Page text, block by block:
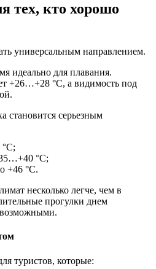
тех, кто хорошо
универсальным направлением.
идеально для плавания.
+26…+28 °C, а видимость под
становится серьезным
°C;
+46 °C.
несколько легче, чем в
прогулки днем
туристов, которые: